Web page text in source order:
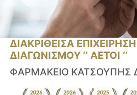
ΔΙΑΚΡΙΘΕΙΣΑ
ΔΙΑΓΩΝΙΣΜΟΥ ‘’ ΑΕΤΟΙ ‘’
ΦΑΡΜΑΚΕΙΟ ΚΑΤΣΟΥΠΗΣ